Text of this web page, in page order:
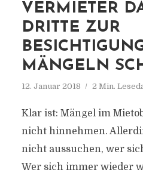
VERMIETER
DRITTE ZUR
MÄNGELN
12. Januar 2018 2 Min.
Klar ist: Mängel im
nicht hinnehmen.
nicht aussuchen, wer
Wer sich immer wieder